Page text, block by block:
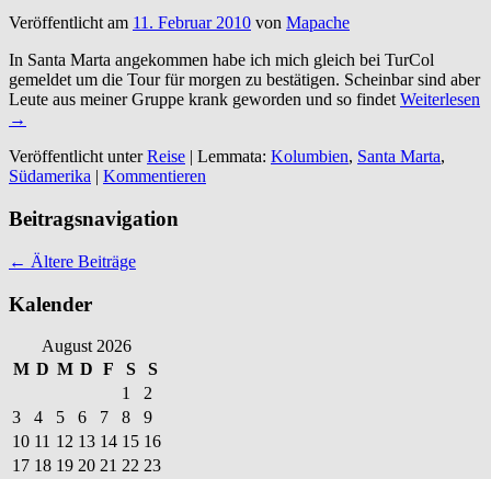
Veröffentlicht am 11. Februar 2010 von Mapache
In Santa Marta angekommen habe ich mich gleich bei TurCol
gemeldet um die Tour für morgen zu bestätigen. Scheinbar sind aber
Leute aus meiner Gruppe krank geworden und so findetWeiterlesen
→
Veröffentlicht unterReise Lemmata: Kolumbien, Santa Marta,
Südamerika
Kommentieren
Beitragsnavigation
← Ältere Beiträge
Kalender
August 2026
M D M D F S
S
1
2
3
4 5 6 7 8
9
10 11 12 13 14 15 16
17 18 19 20 21 22 23